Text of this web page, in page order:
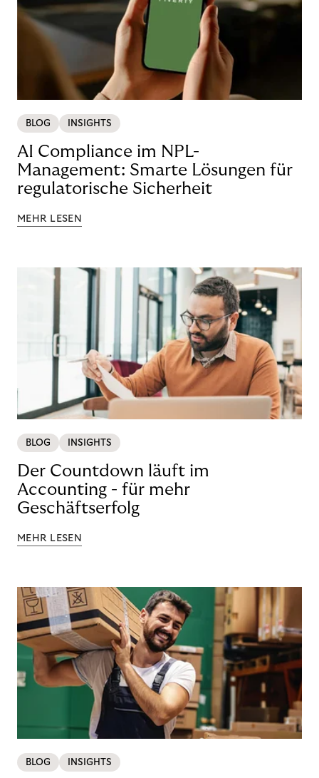
BLOG INSIGHTS
AI Compliance im NPL-
Management: Smarte Lösungen für
regulatorische Sicherheit
MEHR LESEN
BLOG INSIGHTS
Der Countdown läuft im
Accounting - für mehr
Geschäftserfolg
MEHR LESEN
BLOG INSIGHTS